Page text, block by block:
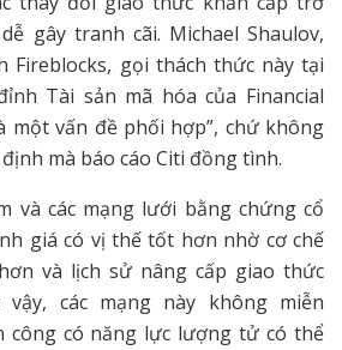
gây tranh cãi. Michael Shaulov,
Fireblocks, gọi thách thức này tại
Tài sản mã hóa của Financial
một vấn đề phối hợp”, chứ không
mà báo cáo Citi đồng tình.
và các mạng lưới bằng chứng cổ
giá có vị thế tốt hơn nhờ cơ chế
và lịch sử nâng cấp giao thức
các mạng này không miễn
công có năng lực lượng tử có thể